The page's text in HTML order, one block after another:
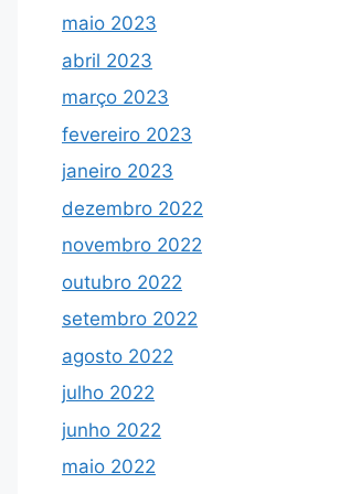
maio 2023
abril 2023
março 2023
fevereiro 2023
janeiro 2023
dezembro 2022
novembro 2022
outubro 2022
setembro 2022
agosto 2022
julho 2022
junho 2022
maio 2022